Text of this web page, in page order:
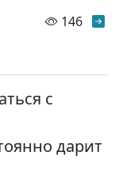
146
с
дарит